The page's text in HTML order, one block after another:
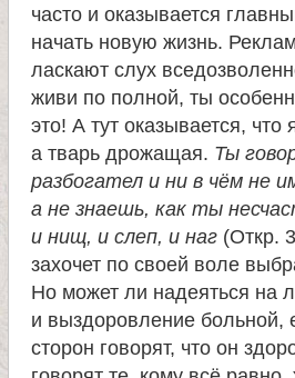
часто и оказывается
начать новую жизнь.
ласкают слух
живи по полной, ты
это! А тут оказывается,
а тварь дрожащая. Ты
разбогател и ни в чём не
а не знаешь, как ты
и нищ, и слеп, и наг (Откр.
захочет по своей воле
Но может ли надеяться на
и выздоровление больной,
сторон говорят, что он